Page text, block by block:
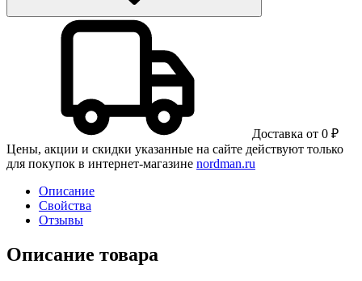
Доставка от 0 ₽
Цены, акции и скидки указанные на сайте действуют только
для покупок в интернет-магазине nordman.ru
Описание
Свойства
Отзывы
Описание товара